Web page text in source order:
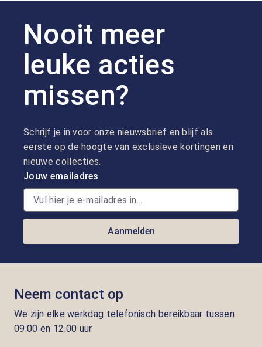
Nooit meer
leuke acties
missen?
Schrijf je in voor onze nieuwsbrief en blijf als
eerste op de hoogte van exclusieve kortingen en
nieuwe collecties.
Jouw emailadres
Aanmelden
Neem contact op
We zijn elke werkdag telefonisch bereikbaar tussen
09.00 en 12.00 uur